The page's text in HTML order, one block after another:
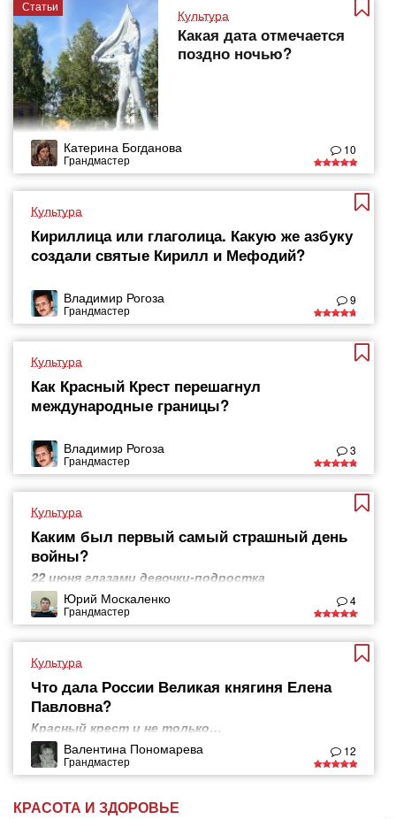
Статьи
Культура
Какая дата отмечается
поздно ночью?
Катерина Богданова
Грандмастер
10
Культура
Кириллица или глаголица. Какую же азбуку
создали святые Кирилл и Мефодий?
Владимир Рогоза
Грандмастер
9
Культура
Как Красный Крест перешагнул
международные границы?
Владимир Рогоза
Грандмастер
3
Культура
Каким был первый самый страшный день
войны?
22 июня глазами девочки-подростка
Юрий Москаленко
Грандмастер
4
Культура
Что дала России Великая княгиня Елена
Павловна?
Красный крест и не только…
Валентина Пономарева
Грандмастер
12
КРАСОТА И ЗДОРОВЬЕ